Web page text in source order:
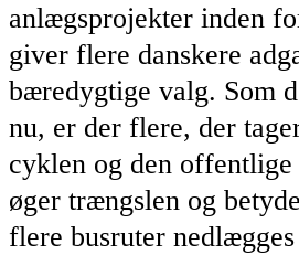
anlægsprojekter inden
giver flere danskere
bæredygtige valg. Som
nu, er der flere, der
cyklen og den
øger trængslen og
flere busruter